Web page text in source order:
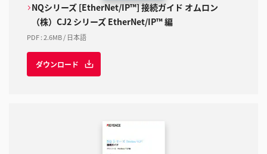
NQシリーズ [EtherNet/IP™] 接続ガイド オムロン
（株）CJ2 シリーズ EtherNet/IP™ 編
PDF:2.6MB/ 日本語
ダウンロード